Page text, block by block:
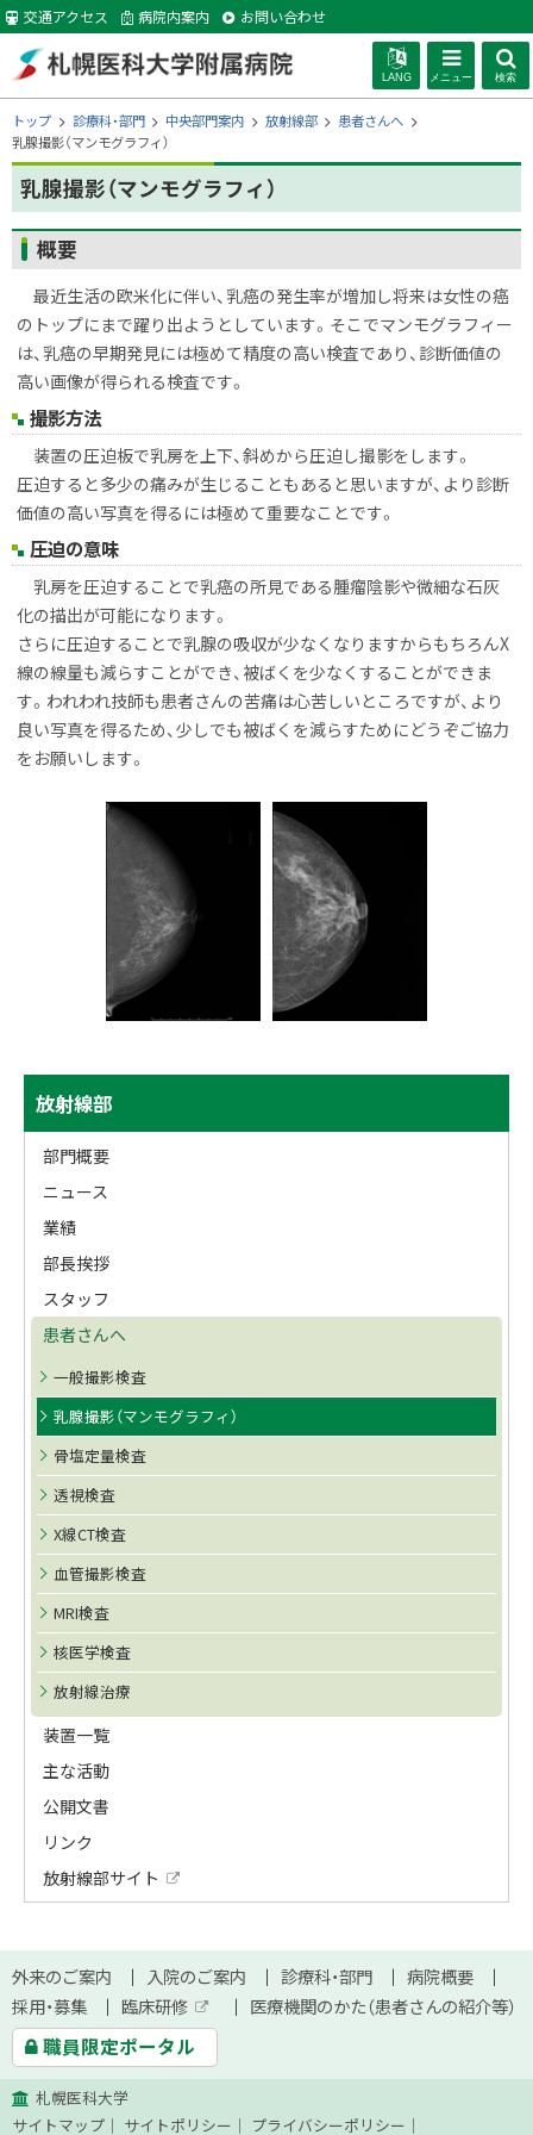
本
へ
交通アクセス 病院内案内 お問い合わせ
札幌医科大学附
属病院
LANG メニュー 検索
現
在
位
置
の
階
層
トップ 診療科・部門 中央部門案内 放射線部
患者さんへ
乳腺撮影（マンモグラフィ）
乳腺撮影（マンモグラフィ）
ページ内目次
概要
概要
最近生活の欧米化に伴い、乳癌の発生率が増加し将来は女性の癌
のトップにまで躍り出ようとしています。そこでマンモグラフィー
は、乳癌の早期発見には極めて精度の高い検査であり、診断価値の
高い画像が得られる検査です。
撮影方法
装置の圧迫板で乳房を上下、斜めから圧迫し撮影をします。
圧迫すると多少の痛みが生じることもあると思いますが、より診断
価値の高い写真を得るには極めて重要なことです。
圧迫の意味
乳房を圧迫することで乳癌の所見である腫瘤陰影や微細な石灰
化の描出が可能になります。
さらに圧迫することで乳腺の吸収が少なくなりますからもちろんX
線の線量も減らすことができ、被ばくを少なくすることができま
す。われわれ技師も患者さんの苦痛は心苦しいところですが、より
良い写真を得るため、少しでも被ばくを減らすためにどうぞご協力
をお願いします。
サ
イ
ド
メ
ニ
ュ
ー
放射線部
部門概要
ニュース
業績
部長挨拶
スタッフ
患者さんへ
一般撮影検査
乳腺撮影（マンモグラフィ）
骨塩定量検査
透視検査
X線CT検査
血管撮影検査
MRI検査
核医学検査
放射線治療
装置一覧
主な活動
公開文書
リンク
放射線部サイト
外
イ
ト
本
文
へ
サ
イ
ト
マ
外来のご案内 入院のご案内 診療科・部門
病院概要
採用・募集
臨床研修
外
サ
医療機関のかた（患者さんの紹介等）
職員限定ポータル
札幌医科大学
サイトマップ
サイトポリシー プライバシーポリシー